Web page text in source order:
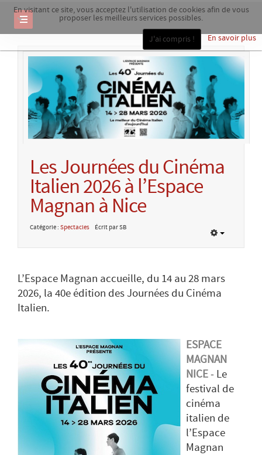
En visitant ce site, vous acceptez l'utilisation de cookies afin de vous
proposer les meilleurs services possibles.
En savoir plus
J'ai compris !
Les Journées du Cinéma
Italien 2026 à l’Espace
Magnan à Nice
Catégorie : Spectacles Écrit par SB
L’Espace Magnan accueille, du 14 au 28 mars
2026, la 40e édition des Journées du Cinéma
Italien.
ESPACE
MAGNAN
NICE- Le
festival de
cinéma
italien de
l’Espace
Magnan